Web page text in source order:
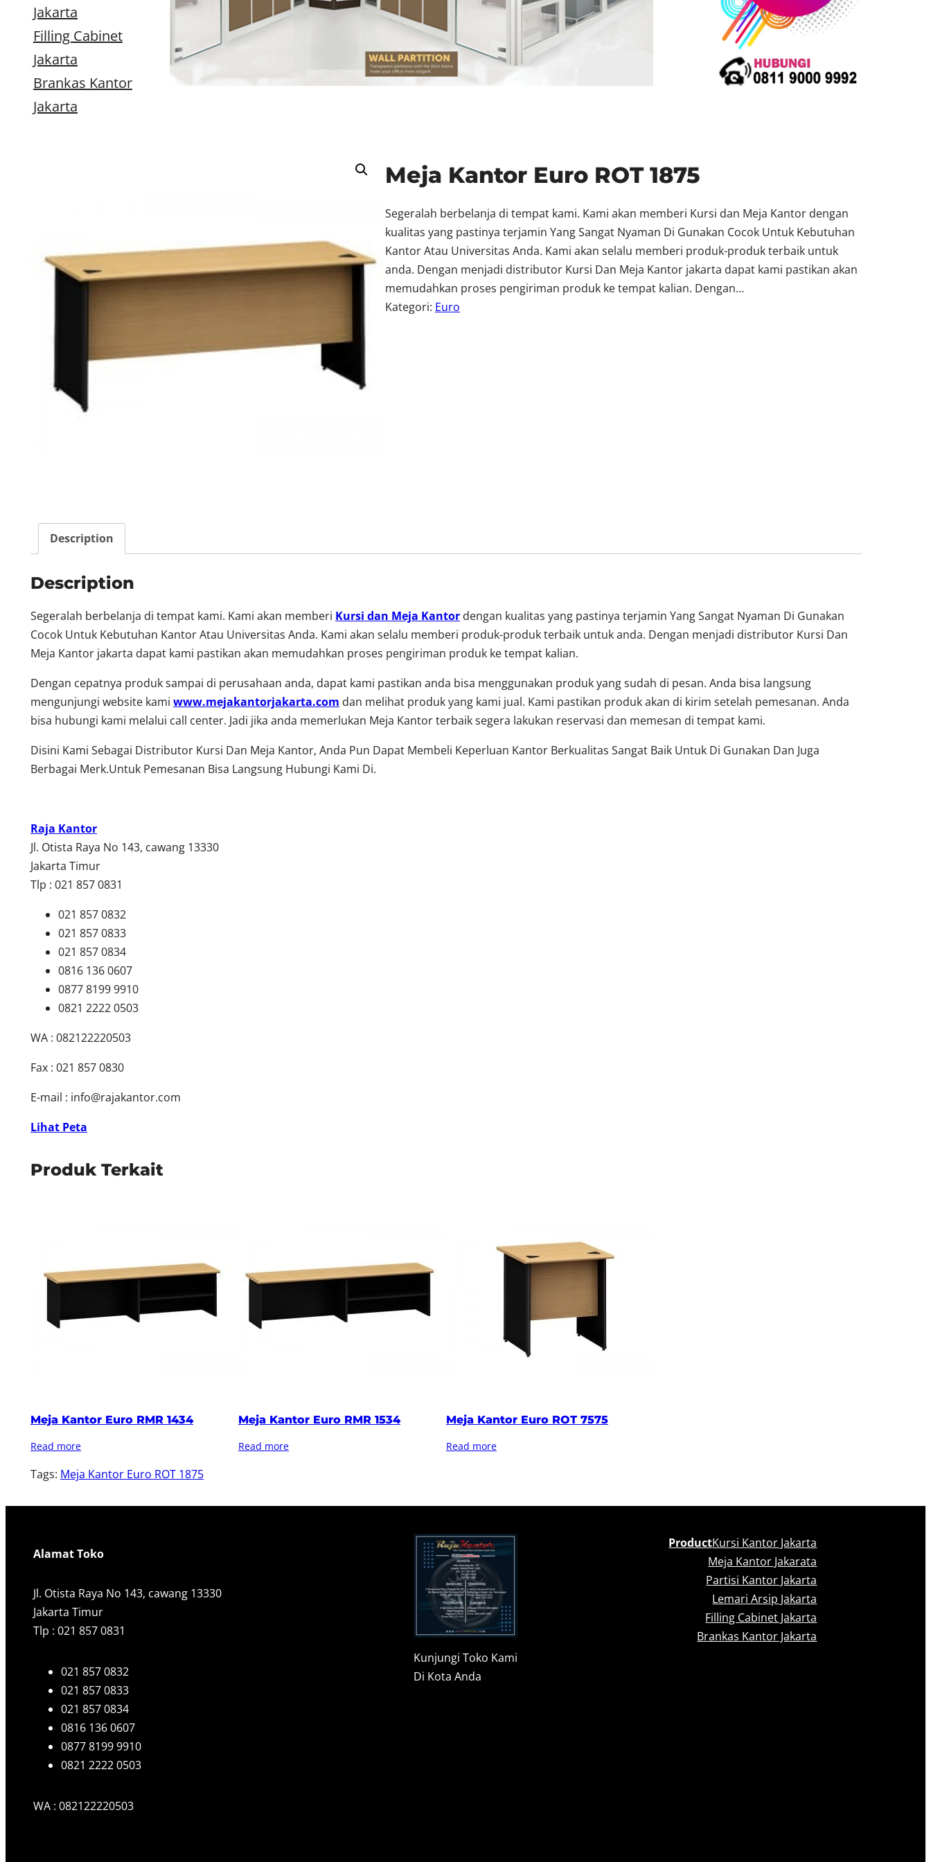
Jakarta
Filling Cabinet
Jakarta
Brankas Kantor
Jakarta
Meja Kantor Euro ROT 1875
Segeralah berbelanja di tempat kami. Kami akan memberi Kursi dan Meja Kantor dengan
kualitas yang pastinya terjamin Yang Sangat Nyaman Di Gunakan Cocok Untuk Kebutuhan
Kantor Atau Universitas Anda. Kami akan selalu memberi produk-produk terbaik untuk
anda. Dengan menjadi distributor Kursi Dan Meja Kantor jakarta dapat kami pastikan akan
memudahkan proses pengiriman produk ke tempat kalian. Dengan…
Kategori: Euro
Description
Description
Segeralah berbelanja di tempat kami. Kami akan memberi Kursi dan Meja Kantor dengan kualitas yang pastinya terjamin Yang Sangat Nyaman Di Gunakan
Cocok Untuk Kebutuhan Kantor Atau Universitas Anda. Kami akan selalu memberi produk-produk terbaik untuk anda. Dengan menjadi distributor Kursi Dan
Meja Kantor jakarta dapat kami pastikan akan memudahkan proses pengiriman produk ke tempat kalian.
Dengan cepatnya produk sampai di perusahaan anda, dapat kami pastikan anda bisa menggunakan produk yang sudah di pesan. Anda bisa langsung
mengunjungi website kami www.mejakantorjakarta.com dan melihat produk yang kami jual. Kami pastikan produk akan di kirim setelah pemesanan. Anda
bisa hubungi kami melalui call center. Jadi jika anda memerlukan Meja Kantor terbaik segera lakukan reservasi dan memesan di tempat kami.
Disini Kami Sebagai Distributor Kursi Dan Meja Kantor, Anda Pun Dapat Membeli Keperluan Kantor Berkualitas Sangat Baik Untuk Di Gunakan Dan Juga
Berbagai Merk.Untuk Pemesanan Bisa Langsung Hubungi Kami Di.
Raja Kantor
Jl. Otista Raya No 143, cawang 13330
Jakarta Timur
Tlp : 021 857 0831
021 857 0832
021 857 0833
021 857 0834
0816 136 0607
0877 8199 9910
0821 2222 0503
WA : 082122220503
Fax : 021 857 0830
E-mail : info@rajakantor.com
Lihat Peta
Produk Terkait
Meja Kantor Euro RMR 1434
Read more
Meja Kantor Euro RMR 1534
Read more
Meja Kantor Euro ROT 7575
Read more
Tags: Meja Kantor Euro ROT 1875
Alamat Toko
Jl. Otista Raya No 143, cawang 13330
Jakarta Timur
Tlp : 021 857 0831
021 857 0832
021 857 0833
021 857 0834
0816 136 0607
0877 8199 9910
0821 2222 0503
WA : 082122220503
Kunjungi Toko Kami
Di Kota Anda
ProductKursi Kantor Jakarta
Meja Kantor Jakarata
Partisi Kantor Jakarta
Lemari Arsip Jakarta
Filling Cabinet Jakarta
Brankas Kantor Jakarta